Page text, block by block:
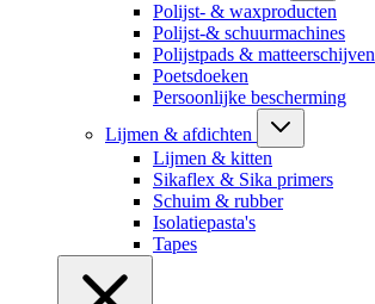
Polijst- & waxproducten
Polijst-& schuurmachines
Polijstpads & matteerschijven
Poetsdoeken
Persoonlijke bescherming
Lijmen & afdichten
Lijmen & kitten
Sikaflex & Sika primers
Schuim & rubber
Isolatiepasta's
Tapes